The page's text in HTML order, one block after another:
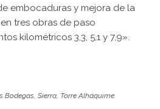
embocaduras y mejora de la
tres obras de paso
kilométricos 3,3, 5,1 y 7,9».
Bodegas, Sierra, Torre Alháquime